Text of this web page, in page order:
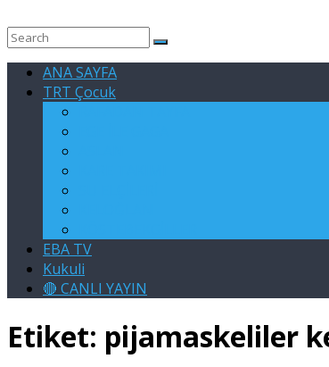
ANA SAYFA
TRT Çocuk
EBA TV
Kukuli
🔴 CANLI YAYIN
Etiket: pijamaskeliler